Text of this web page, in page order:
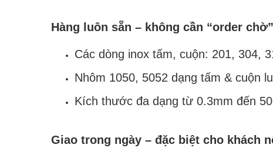
Hàng luôn sẵn – không cần “order chờ”
Các dòng inox tấm, cuộn: 201, 304,
Nhôm 1050, 5052 dạng tấm & cuộn
Kích thước đa dạng từ 0.3mm đến
Giao trong ngày – đặc biệt cho khách